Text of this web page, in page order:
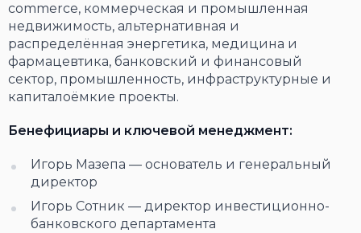
commerce, коммерческая и промышленная
недвижимость, альтернативная и
распределённая энергетика, медицина и
фармацевтика, банковский и финансовый
сектор, промышленность, инфраструктурные и
капиталоёмкие проекты.
Бенефициары и ключевой менеджмент:
Игорь Мазепа — основатель и генеральный
директор
Игорь Сотник — директор инвестиционно-
банковского департамента